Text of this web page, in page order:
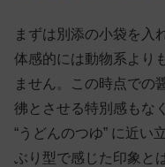
まずは別添の小袋を入
体感的には動物系より
ません。この時点での
彿とさせる特別感もな
“うどんのつゆ” に近い
ぶり型で感じた印象と